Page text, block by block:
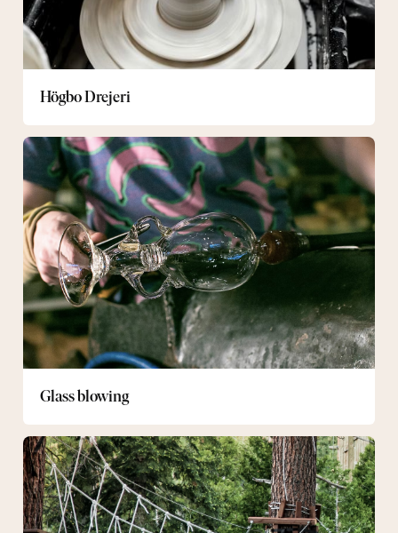
Högbo Drejeri
Glass blowing
Glass
blowing
Adventure
Track